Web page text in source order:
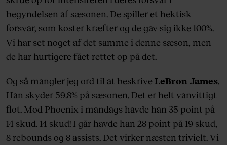
begyndelsen af sæsonen. De spiller et hektisk
forsvar, som koster kræfter og de gav sig ikke 100%.
Vi har set noget af det samme i denne sæson, men
de har hurtigere fået rettet op på det.
Og så mangler jeg ord til at beskrive LeBron James.
Han skyder 59.8% på sæsonen. Det er helt vanvittigt
flot. Mod Phoenix i mandags havde han 35 point på
14 skud. 14 skud! I går havde han 28 point på 19 skud,
8 rebounds og 8 assists. Det virker næsten trivielt. Vi